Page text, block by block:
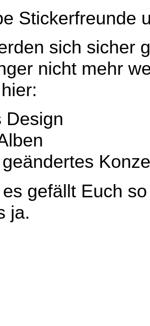
Stickerfreunde
sich sicher
nicht mehr
Design
gefällt Euch
ja.